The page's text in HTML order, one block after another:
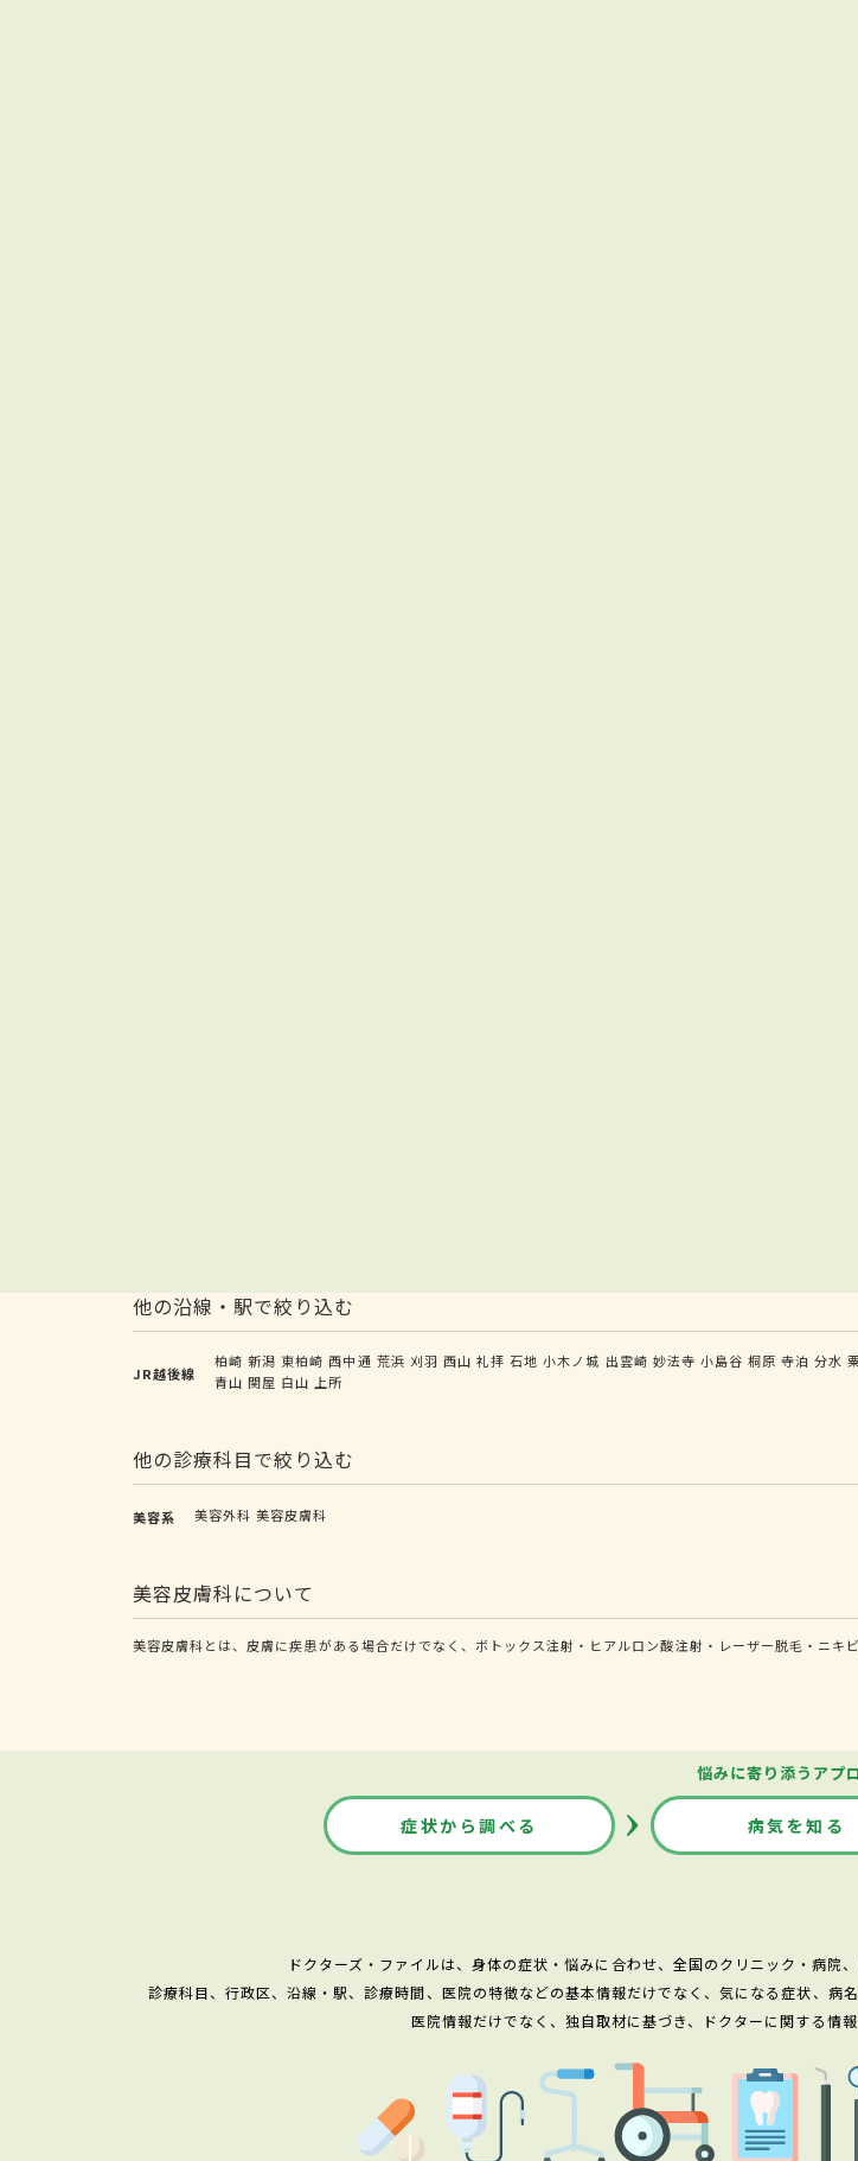
他の沿線・駅で絞り込む
JR越後線
柏崎 新潟 東柏崎 西中通 荒浜 刈羽 西山 礼拝 石地 小木ノ城 出雲崎 妙法寺 小島谷 桐原 寺泊 分水
青山 関屋 白山 上所
他の診療科目で絞り込む
美容系 美容外科 美容皮膚科
美容皮膚科について
美容皮膚科とは、皮膚に疾患がある場合だけでなく、ボトックス注射・ヒアルロン酸注射・レーザー脱毛・ニキ
悩みに寄り添うアプ
症状から調べる 病気を知る
ドクターズ・ファイルは、身体の症状・悩みに合わせ、全国のクリニック・病院
診療科目、行政区、沿線・駅、診療時間、医院の特徴などの基本情報だけでなく、気になる症状、病
医院情報だけでなく、独自取材に基づき、ドクターに関する情